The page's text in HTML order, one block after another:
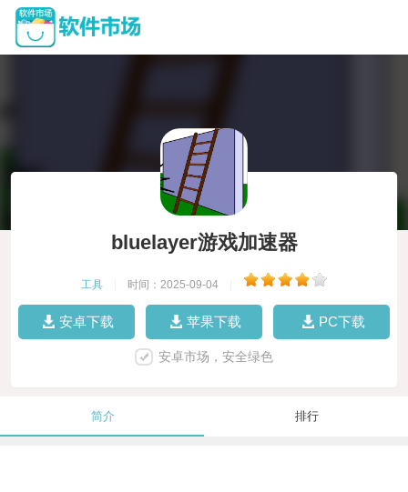
bluelayer游戏加速器
工具 时间：2025-09-04
安卓下载 苹果下载 PC下载
安卓市场，安全绿色
简介 排行